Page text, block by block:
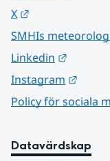
X
SMHIs
Linkedin
Instagram
Policy för sociala
Datavärdskap